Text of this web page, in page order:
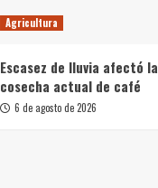
Agricultura
Escasez de lluvia afectó la
cosecha actual de café
6 de agosto de 2026